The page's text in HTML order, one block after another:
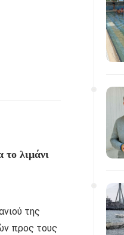
το λιμάνι
της
προς τους